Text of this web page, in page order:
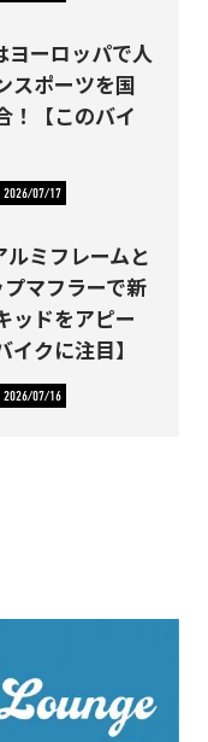
ヨーロッパで人
スポーツを国
！【このバイ
2026/07/17
ルミフレームと
マフラーで新
ッドをアピー
クに注目】
2026/07/16